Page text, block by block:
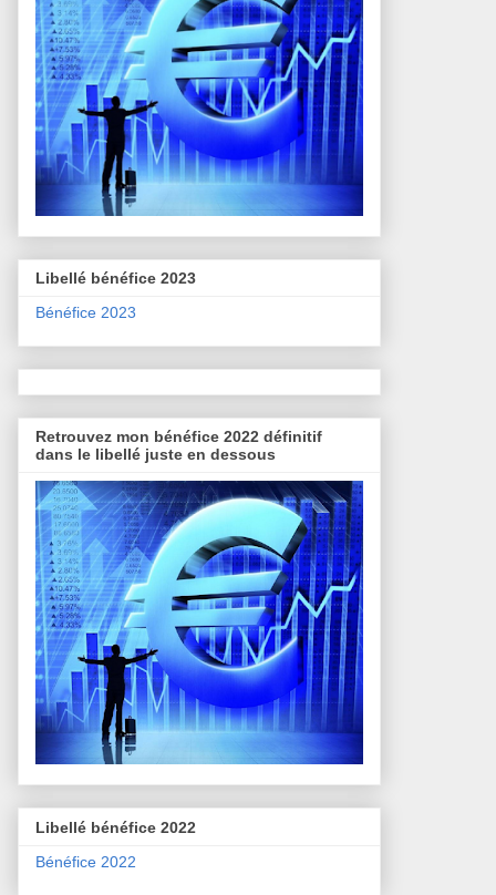
Libellé bénéfice 2023
Bénéfice 2023
Retrouvez mon bénéfice 2022 définitif
dans le libellé juste en dessous
Libellé bénéfice 2022
Bénéfice 2022